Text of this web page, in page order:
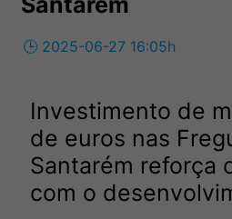
🕒 2025-06-27 16:05h
Investimento de
de euros nas
Santarém reforça
com o